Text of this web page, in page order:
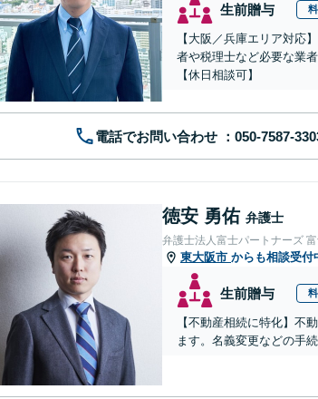
生前贈与
【大阪／兵庫エリア対応
者や税理士など必要な業
【休日相談可】
電話でお問い合わせ
徳安 勇佑 弁護士
弁護士法人富士パートナーズ
東大阪市 からも相談受付
生前贈与
【不動産相続に特化】不
ます。名義変更などの手